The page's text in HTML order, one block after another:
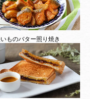
ものバター照り焼き